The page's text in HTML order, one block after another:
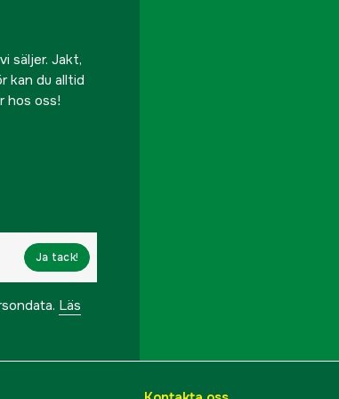
säljer. Jakt,
kan du alltid
hos oss!
Ja tack!
Läs